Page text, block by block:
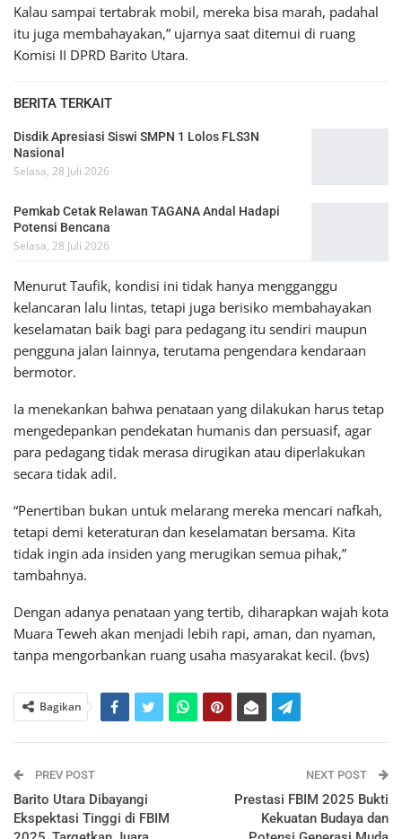
Kalau sampai tertabrak mobil, mereka bisa marah, padahal
itu juga membahayakan,” ujarnya saat ditemui di ruang
Komisi II DPRD Barito Utara.
BERITA TERKAIT
Disdik Apresiasi Siswi SMPN 1 Lolos FLS3N
Nasional
Selasa, 28 Juli 2026
Pemkab Cetak Relawan TAGANA Andal Hadapi
Potensi Bencana
Selasa, 28 Juli 2026
Menurut Taufik, kondisi ini tidak hanya mengganggu
kelancaran lalu lintas, tetapi juga berisiko membahayakan
keselamatan baik bagi para pedagang itu sendiri maupun
pengguna jalan lainnya, terutama pengendara kendaraan
bermotor.
Ia menekankan bahwa penataan yang dilakukan harus tetap
mengedepankan pendekatan humanis dan persuasif, agar
para pedagang tidak merasa dirugikan atau diperlakukan
secara tidak adil.
“Penertiban bukan untuk melarang mereka mencari nafkah,
tetapi demi keteraturan dan keselamatan bersama. Kita
tidak ingin ada insiden yang merugikan semua pihak,”
tambahnya.
Dengan adanya penataan yang tertib, diharapkan wajah kota
Muara Teweh akan menjadi lebih rapi, aman, dan nyaman,
tanpa mengorbankan ruang usaha masyarakat kecil. (bvs)
Bagikan
PREV POST
Barito Utara Dibayangi
Ekspektasi Tinggi di FBIM
NEXT POST
Prestasi FBIM 2025 Bukti
Kekuatan Budaya dan